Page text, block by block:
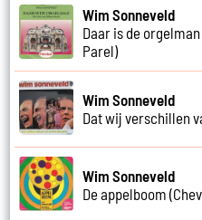
Wim Sonneveld
Daar is de
Parel)
Wim Sonneveld
Dat wij verschillen
Wim Sonneveld
De appelboom